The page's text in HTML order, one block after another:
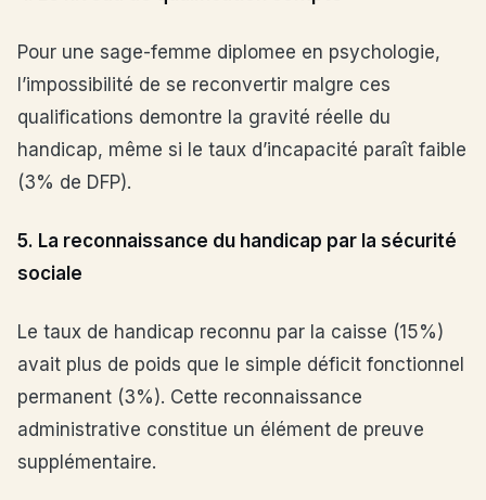
Pour une sage-femme diplomee en psychologie,
l’impossibilité de se reconvertir malgre ces
qualifications demontre la gravité réelle du
handicap, même si le taux d’incapacité paraît faible
(3% de DFP).
5. La reconnaissance du handicap par la sécurité
sociale
Le taux de handicap reconnu par la caisse (15%)
avait plus de poids que le simple déficit fonctionnel
permanent (3%). Cette reconnaissance
administrative constitue un élément de preuve
supplémentaire.